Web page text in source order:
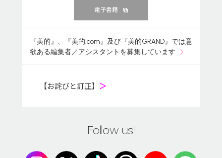
電子書籍
『美的』、『美的.com』及び『美的GRAND』では意
欲ある編集者／アシスタントを募集しています
【お詫びと訂正】 ＞
Follow us!